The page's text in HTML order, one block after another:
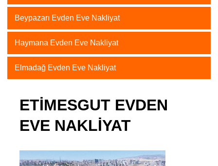
Beypazarı Evden Eve Nakliyat
Haymana Evden Eve Nakliyat
Elmadağ Evden Eve Nakliyat
ETIMESGUT EVDEN
EVE NAKLIYAT